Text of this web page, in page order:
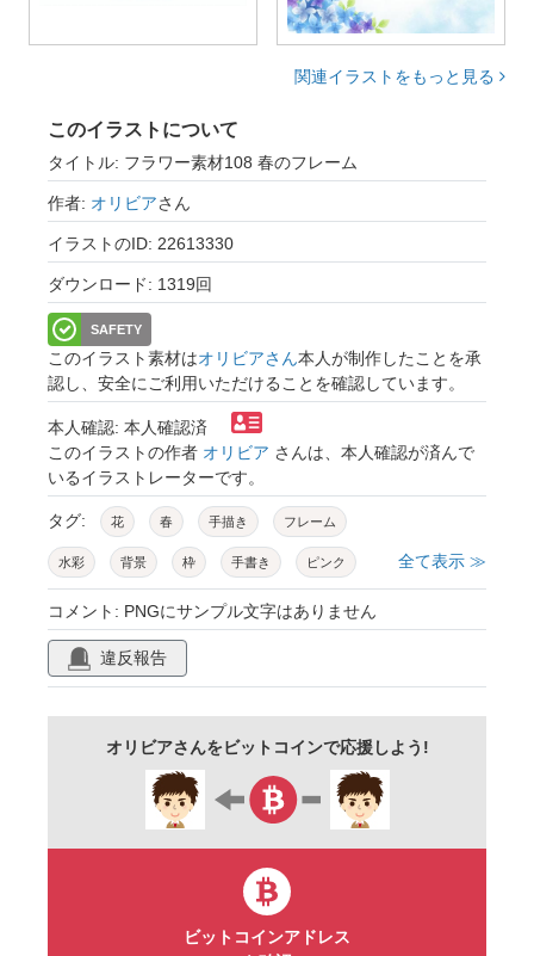
関連イラストをもっと見る
このイラストについて
タイトル: フラワー素材108 春のフレーム
作者: オリビアさん
イラストのID: 22613330
ダウンロード: 1319回
SAFETY
このイラスト素材はオリビアさん本人が制作したことを承
認し、安全にご利用いただけることを確認しています。
本人確認: 本人確認済
このイラストの作者 オリビア さんは、本人確認が済んで
いるイラストレーターです。
タグ: 花 春 手描き フレーム
水彩 背景 枠 手書き ピンク
母の日 かわいい おしゃれ 飾り枠
パステル ボタニカル
デザイン カジュアル 明るい 草
ポストカード 招待状 結婚式
ベクター 素材 イラスト 北欧
ブルースター
全て表示 ≫
コメント: PNGにサンプル文字はありません
違反報告
オリビアさんをビットコインで応援しよう!
ビットコインアドレス